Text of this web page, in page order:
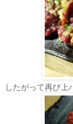
したがって再び上